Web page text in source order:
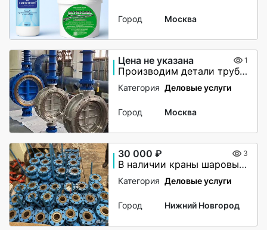
Город Москва
Цена не указана 1
Производим детали трубопровода по чертежам заказчика
Категория Деловые услуги
Город Москва
30 000 ₽ 3
В наличии краны шаровые,сталь 20
Категория Деловые услуги
Город Нижний Новгород